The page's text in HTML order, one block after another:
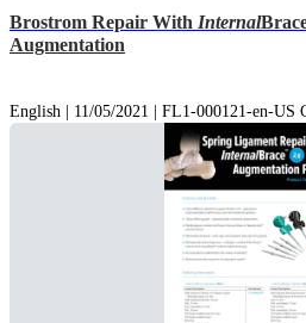
Brostrom Repair With Internal
Augmentation
English | 11/05/2021 | FL1-000121-en-US